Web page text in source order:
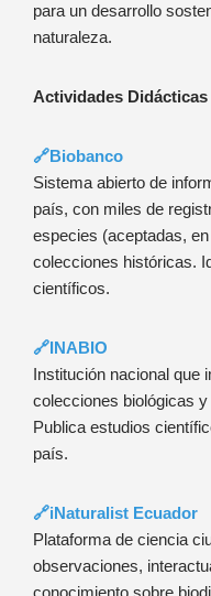
para un desarrollo
naturaleza.
Actividades
🔗Biobanco
Sistema abierto de
país, con miles de
especies (aceptadas,
colecciones históricas.
científicos.
🔗INABIO
Institución nacional que
colecciones biológicas
Publica estudios
país.
🔗iNaturalist Ecuador
Plataforma de ciencia
observaciones,
conocimiento sobre